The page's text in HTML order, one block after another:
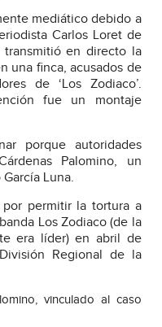
mediático debido a
Carlos Loret de
transmitió en directo la
una finca, acusados de
de ‘Los Zodiaco’.
fue un montaje
porque autoridades
Palomino, un
Luna.
por permitir la tortura a
Los Zodiaco (de la
era líder) en abril de
Regional de la
vinculado al caso